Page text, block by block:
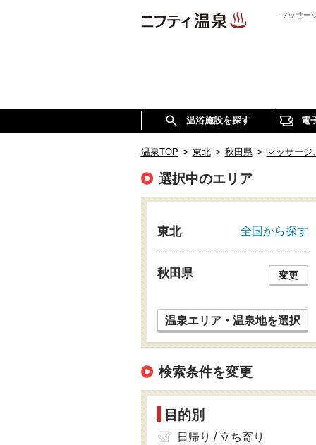
マッサー
温浴施設を探す 電
温泉TOP > 東北 > 秋田県 > マッサージ
選択中のエリア
東北 全国から探す
秋田県 変更
温泉エリア・温泉地を選択
検索条件を変更
目的別
日帰り / 立ち寄り